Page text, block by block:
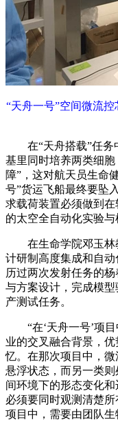
“天舟一号”空间微流
在“天舟搭载”任务
基里同时培养两类细
障”，这对航天员生命
号”货运飞船最终要坠
求载荷装置必须做到
的太空全自动化实验与
在生命学院邓玉林
计研制高度集成和自
历过两次发射任务的
与方案设计，完成模
产测试任务。
“在‘天舟一号’项目
业的交叉融合背景，
忆。在那次项目中，
悬浮状态，而另一类
间环境下的形态变化
必须要同时观测清楚
项目中，需要由团队